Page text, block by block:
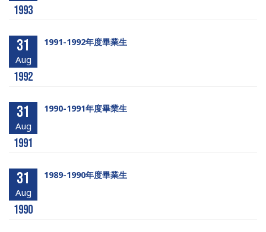
1993
31
Aug
1992
1991-1992年度畢業生
31
Aug
1991
1990-1991年度畢業生
31
Aug
1990
1989-1990年度畢業生